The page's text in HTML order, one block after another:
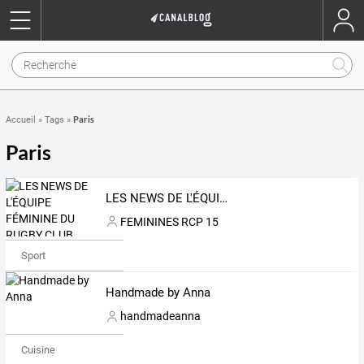
Accueil » Tags » Paris
Paris
LES NEWS DE L'ÉQUIPE FÉMININE DU RUGBY CLUB PARIS 15
FEMININES RCP 15
Sport
Handmade by Anna
handmadeanna
Cuisine